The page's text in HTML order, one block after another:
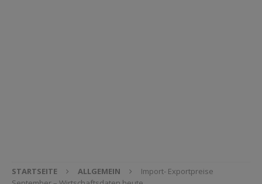
STARTSEITE ALLGEMEIN
Import- Exportpreise